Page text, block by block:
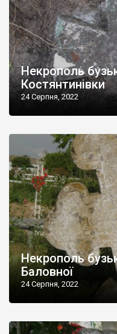
Некрополь
Костянтинівки
24 Серпня, 2022
Некрополь
Баловної
24 Серпня, 2022